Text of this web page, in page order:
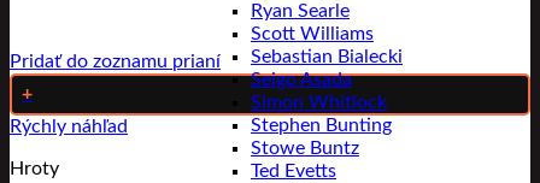
Ryan Searle
Scott Williams
Sebastian Bialecki
Seigo Asada
Simon Whitlock
Stephen Bunting
Stowe Buntz
Ted Evetts
Pridať do zoznamu prianí
+
Rýchly náhľad
Hroty